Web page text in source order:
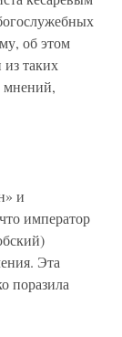
об этом
таких
мнений,
и
император
Эта
поразила